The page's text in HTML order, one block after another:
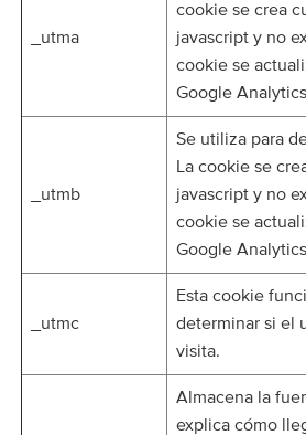
_utma
cookie se crea
javascript y no
cookie se
Google
_utmb
Se utiliza para
La cookie se
javascript y no
cookie se
Google
_utmc
Esta cookie
determinar si el
visita.
Almacena la
explica cómo